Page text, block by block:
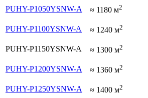
PUHY-P1050YSNW-A
≈ 1180 м2
PUHY-P1100YSNW-A
≈ 1240 м2
PUHY-P1150YSNW-A
≈ 1300 м2
PUHY-P1200YSNW-A
≈ 1360 м2
PUHY-P1250YSNW-A
≈ 1400 м2